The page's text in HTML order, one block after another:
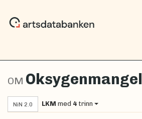
OM Oksygenmangel
NiN 2.0 LKM med 4 trinn